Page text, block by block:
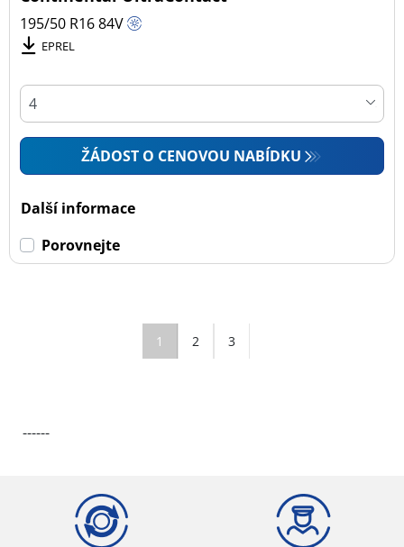
195/50 R1684V
EPREL
ŽÁDOST O CENOVOU NABÍDKU
Další informace
Porovnejte
1 2 3
------